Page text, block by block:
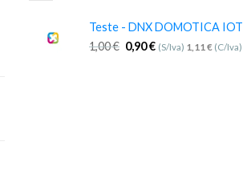
Teste - DNX DOMOTICA IOT
1,00€ 0,90€ (S/Iva) 1,11€ (C/Iva)